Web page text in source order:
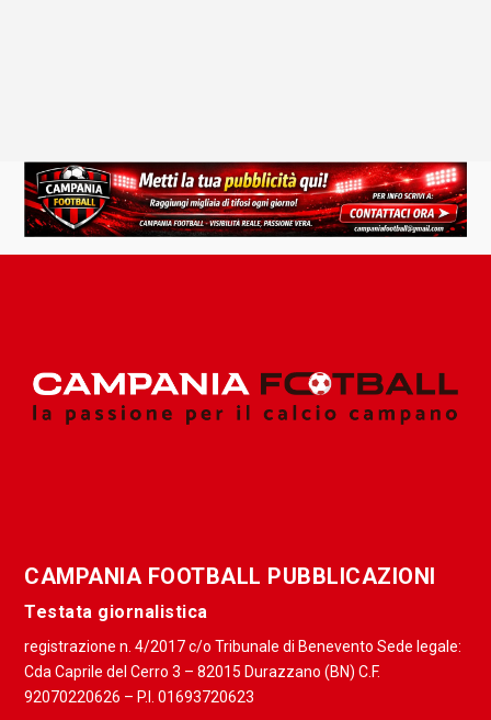
CAMPANIA FOOTBALL PUBBLICAZIONI
Testata giornalistica
registrazione n. 4/2017 c/o Tribunale di Benevento Sede legale:
Cda Caprile del Cerro 3 – 82015 Durazzano (BN) C.F.
92070220626 – P.I. 01693720623